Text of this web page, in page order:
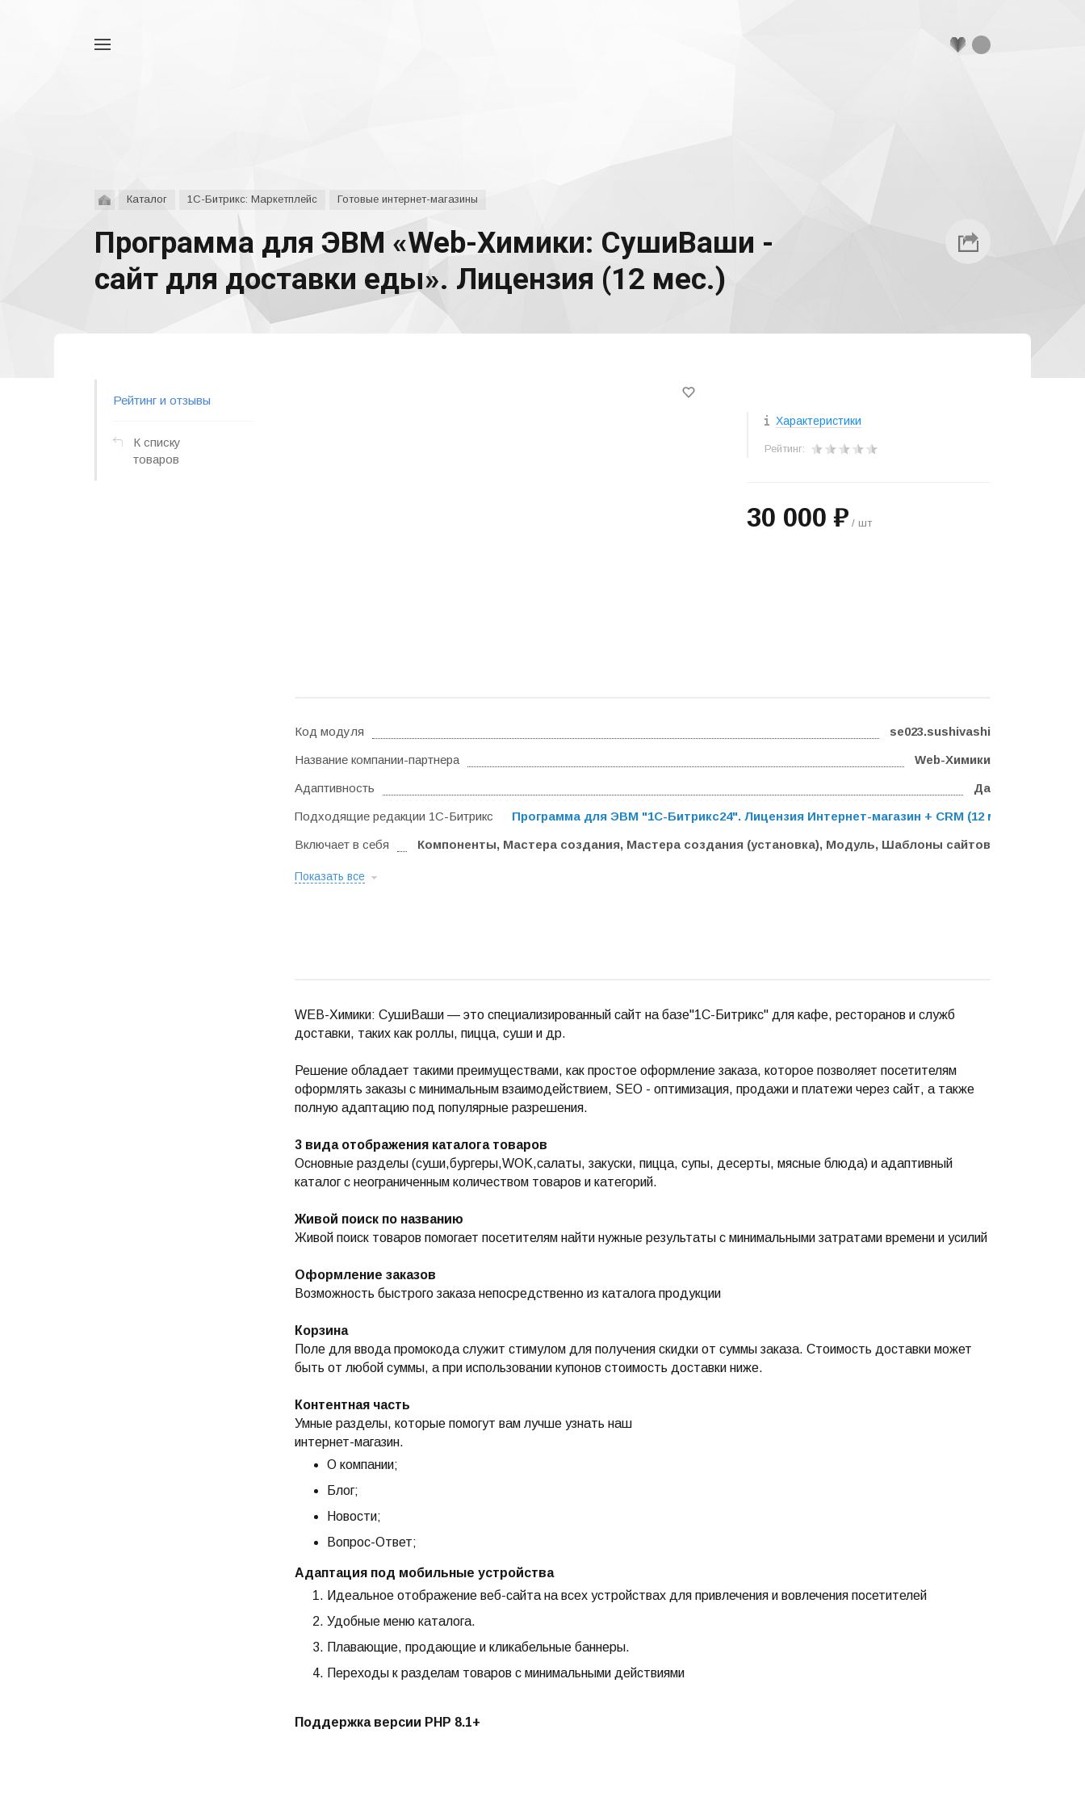
Каталог 1С-Битрикс: Маркетплейс Готовые интернет-магазины
Программа для ЭВМ «Web-Химики: СушиВаши -
сайт для доставки еды». Лицензия (12 мес.)
Рейтинг и отзывы
К списку
товаров
Характеристики
Рейтинг:
30 000 ₽ / шт
Код модуля se023.sushivashi
Название компании-партнера Web-Химики
Адаптивность Да
Подходящие редакции 1С-Битрикс Программа для ЭВМ "1С-Битрикс24". Лицензия Интернет-магазин + CRM (12 мес.)
Включает в себя Компоненты, Мастера создания, Мастера создания (установка), Модуль, Шаблоны сайтов
Показать все
WEB-Химики: СушиВаши — это специализированный сайт на базе"1С-Битрикс" для кафе, ресторанов и служб
доставки, таких как роллы, пицца, суши и др.
Решение обладает такими преимуществами, как простое оформление заказа, которое позволяет посетителям
оформлять заказы с минимальным взаимодействием, SEO - оптимизация, продажи и платежи через сайт, а также
полную адаптацию под популярные разрешения.
3 вида отображения каталога товаров
Основные разделы (суши,бургеры,WOK,салаты, закуски, пицца, супы, десерты, мясные блюда) и адаптивный
каталог с неограниченным количеством товаров и категорий.
Живой поиск по названию
Живой поиск товаров помогает посетителям найти нужные результаты с минимальными затратами времени и усилий
Оформление заказов
Возможность быстрого заказа непосредственно из каталога продукции
Корзина
Поле для ввода промокода служит стимулом для получения скидки от суммы заказа. Стоимость доставки может
быть от любой суммы, а при использовании купонов стоимость доставки ниже.
Контентная часть
Умные разделы, которые помогут вам лучше узнать наш
интернет-магазин.
О компании;
Блог;
Новости;
Вопрос-Ответ;
Адаптация под мобильные устройства
Идеальное отображение веб-сайта на всех устройствах для привлечения и вовлечения посетителей
Удобные меню каталога.
Плавающие, продающие и кликабельные баннеры.
Переходы к разделам товаров с минимальными действиями
Поддержка версии PHP 8.1+